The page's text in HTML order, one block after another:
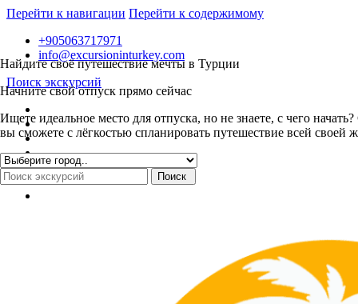
Перейти к навигации Перейти к содержимому
Найдите своё путешествие мечты в Турции
Начните свой отпуск прямо сейчас
Ищете идеальное место для отпуска, но не знаете, с чего
вы сможете с лёгкостью спланировать путешествие всей своей
+905063717971
info@excursioninturkey.com
Поиск экскурсий